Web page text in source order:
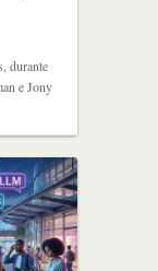
durante
e Jony